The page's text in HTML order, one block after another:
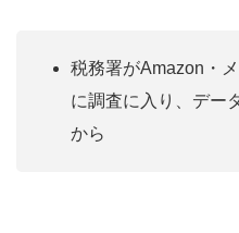
税務署がAmazon・
に調査に入り、デー
から